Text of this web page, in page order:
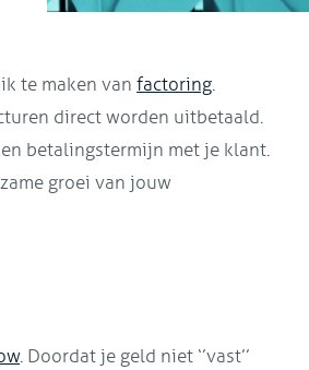
te maken vanfactoring.
direct worden uitbetaald.
betalingstermijn met je klant.
groei van jouw
. Doordat je geld niet ‘’vast’’